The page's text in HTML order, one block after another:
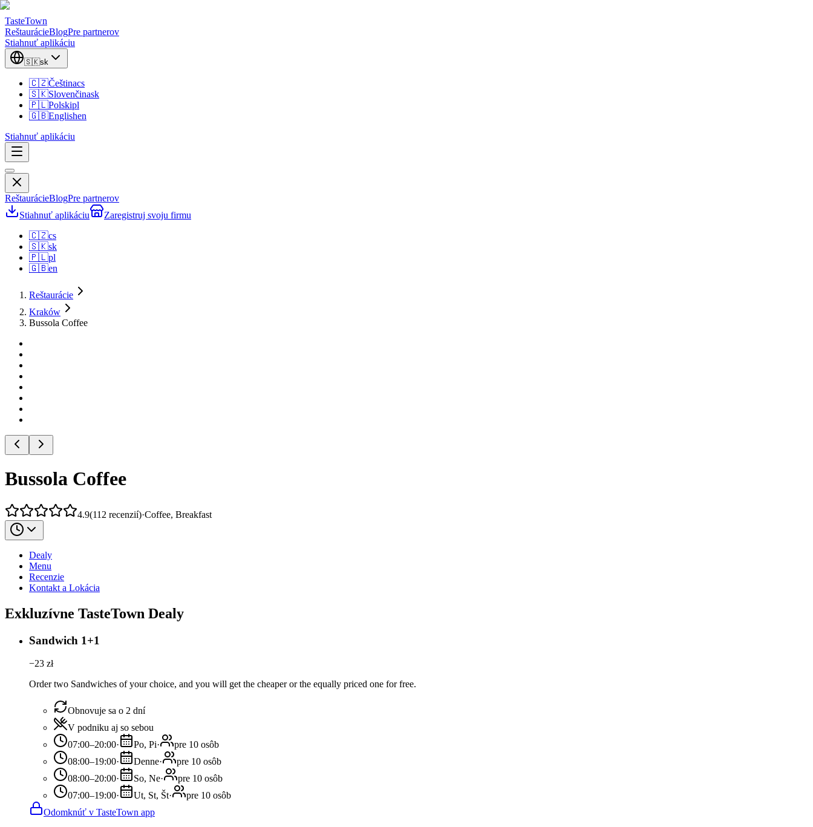
TasteTown
ReštaurácieBlogPre partnerov
Stiahnuť aplikáciu
🇸🇰sk
🇨🇿Češtinacs
🇸🇰Slovenčinask
🇵🇱Polskipl
🇬🇧Englishen
Stiahnuť aplikáciu
ReštaurácieBlogPre partnerov
Stiahnuť aplikáciu
Zaregistruj svoju firmu
🇨🇿cs
🇸🇰sk
🇵🇱pl
🇬🇧en
Reštaurácie
Kraków
Bussola Coffee
Bussola Coffee
4.9(112 recenzií)·Coffee, Breakfast
Dealy
Menu
Recenzie
Kontakt a Lokácia
Exkluzívne TasteTown Dealy
Sandwich 1+1
−23 zł
Order two Sandwiches of your choice, and you will get the cheaper or the equally priced one for free.
Obnovuje sa o 2 dní
V podniku aj so sebou
07:00–20:00· Po, Pi·
pre 10 osôb
08:00–19:00· Denne·
pre 10 osôb
08:00–20:00· So, Ne·
pre 10 osôb
07:00–19:00· Ut, St, Št·
pre 10 osôb
Odomknúť v TasteTown app